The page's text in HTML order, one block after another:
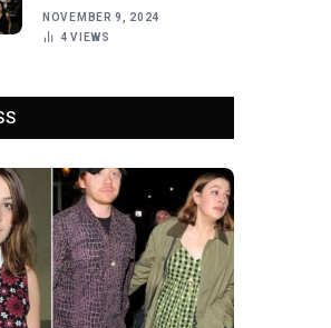
wissen müssen
NOVEMBER 9, 2024
4VIEWS